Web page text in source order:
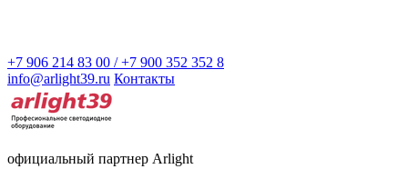
+7 906 214 83 00 / +7 900 352 352 8
info@arlight39.ru Контакты
официальный партнер Arlight